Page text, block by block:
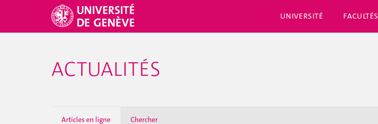
UNIVERSITÉ FACULTÉS
ACTUALITÉS
Articles en ligne Chercher